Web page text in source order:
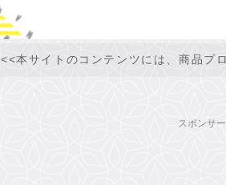
<<本サイトのコンテンツには、商品プ
スポンサ